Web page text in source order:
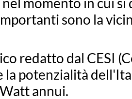
sono la
redatto dal CESI
la potenzialità
annui.